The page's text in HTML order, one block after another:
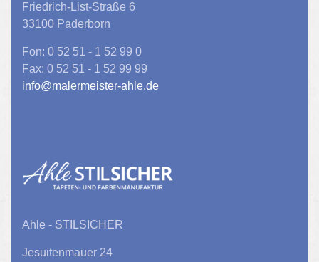
Friedrich-List-Straße 6
33100 Paderborn
Fon: 0 52 51 - 1 52 99 0
Fax: 0 52 51 - 1 52 99 99
info@malermeister-ahle.de
Ahle - STILSICHER
Jesuitenmauer 24